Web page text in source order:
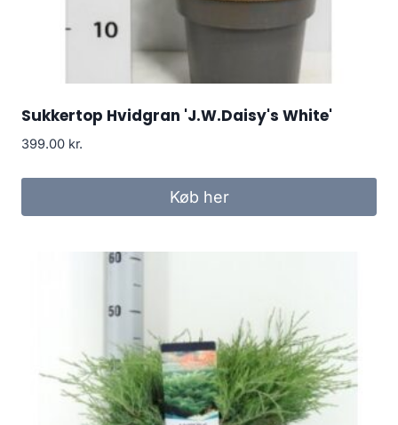
Sukkertop Hvidgran 'J.W.Daisy's White'
399.00 kr.
Køb her